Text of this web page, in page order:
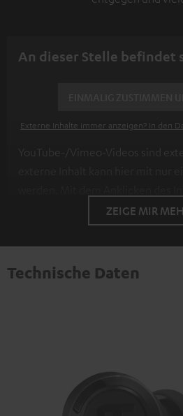
An dieser Stelle befindet
Externe Inhalte immer anzeigen? In den
YouTube-/Vimeo-Videos sind
dass externe Inhalte angezeigt
personenbezogene Daten an
übermittelt werden.Weitere
Datenschutzerklärung unter I zu
ZEIGE MIR
Technische Daten